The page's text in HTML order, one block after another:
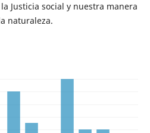
Justicia social y nuestra manera
naturaleza.